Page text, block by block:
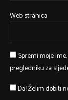
Web-stranica
Spremi moje
pregledniku za
Da! Želim dobiti